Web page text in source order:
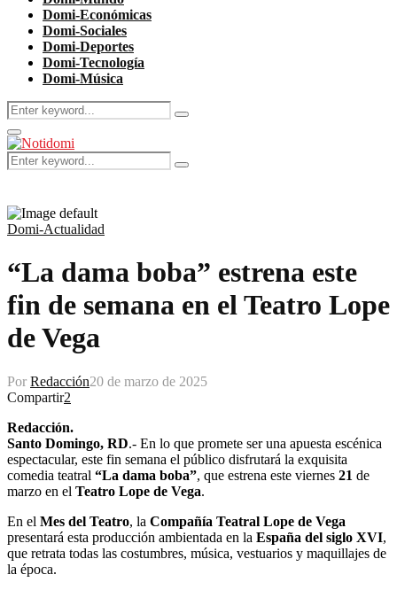
Domi-Económicas
Domi-Sociales
Domi-Deportes
Domi-Tecnología
Domi-Música
Search
for:
Search
Primary
Menu
Search
for:
Search
Domi-Actualidad
“La dama boba” estrena este
fin de semana en el Teatro Lope
de Vega
Por Redacción20 de marzo de 2025
Compartir2
Redacción.
Santo Domingo, RD.- En lo que promete ser una apuesta escénica
espectacular, este fin semana el público disfrutará la exquisita
comedia teatral “La dama boba”, que estrena este viernes 21 de
marzo en el Teatro Lope de Vega.
En el Mes del Teatro, la Compañía Teatral Lope de Vega
presentará esta producción ambientada en la España del siglo XVI,
que retrata todas las costumbres, música, vestuarios y maquillajes de
la época.